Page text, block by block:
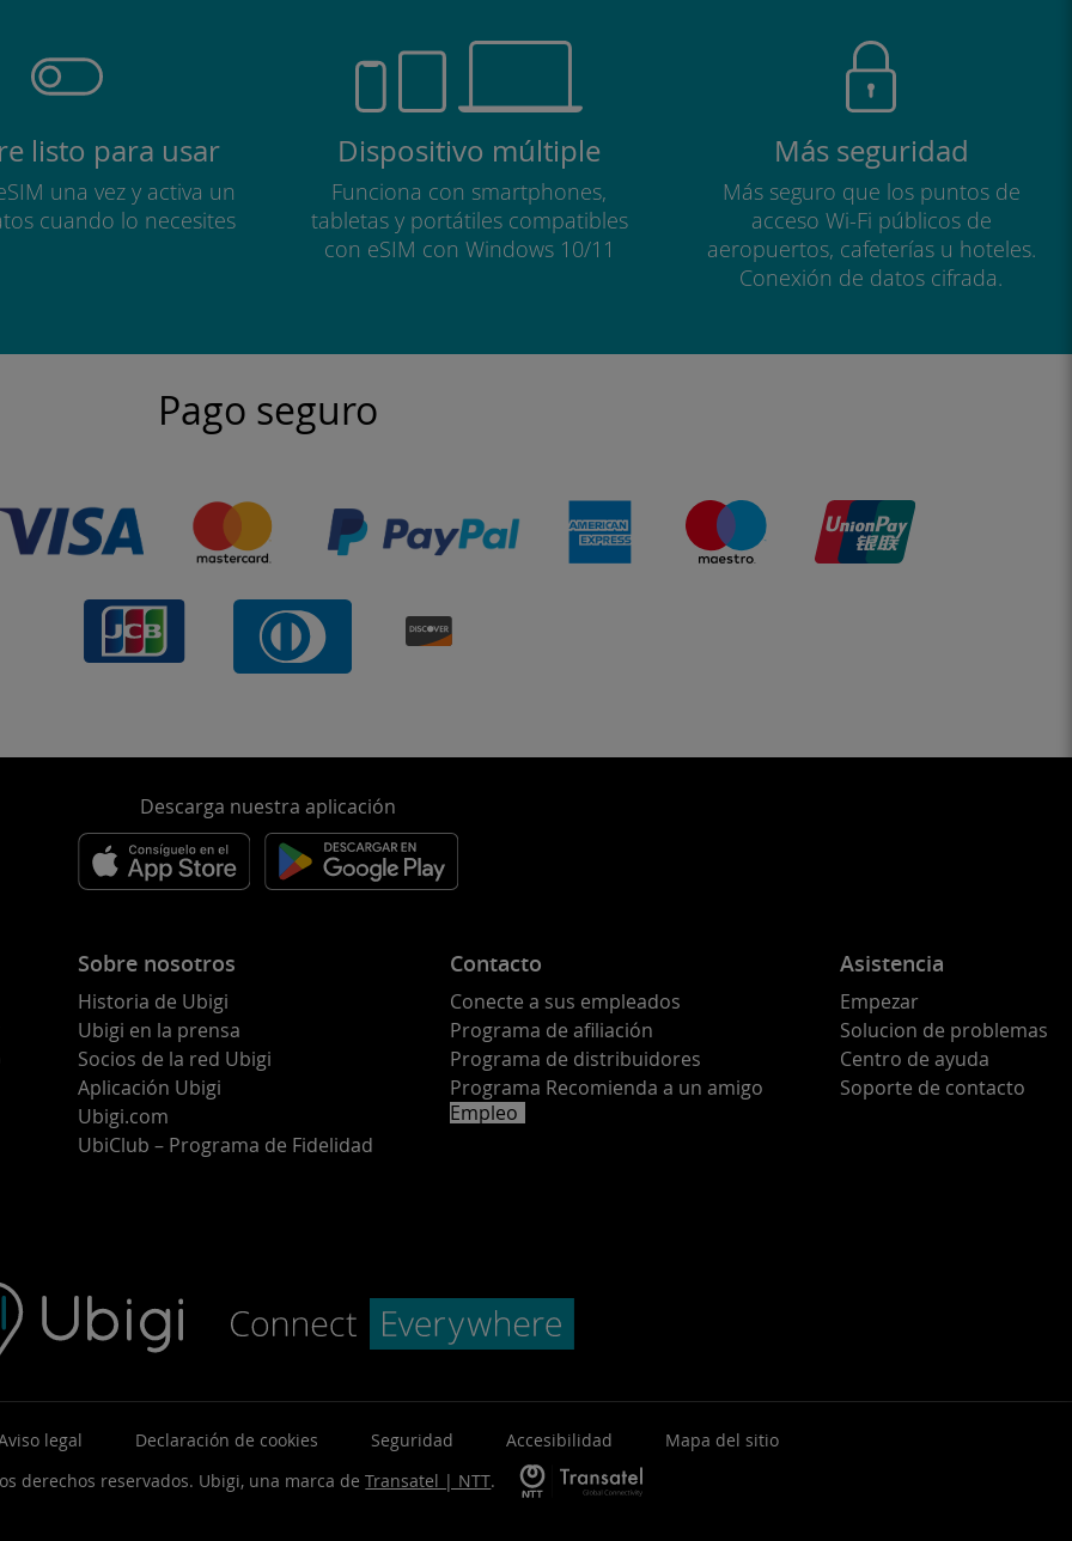
listo para usar
una vez y activa un
cuando lo necesites
Dispositivo múltiple
Funciona con smartphones,
tabletas y portátiles compatibles
con eSIM con Windows 10/11
Más seguridad
Más seguro que los puntos de
acceso Wi-Fi públicos de
aeropuertos, cafeterías u hoteles.
Conexión de datos cifrada.
Pago seguro
Descarga nuestra aplicación
Sobre nosotros
Historia de Ubigi
Ubigi en la prensa
Socios de la red Ubigi
Aplicación Ubigi
Ubigi.com
UbiClub – Programa de Fidelidad
Contacto
Conecte a sus empleados
Programa de afiliación
Programa de distribuidores
Programa Recomienda a un amigo
Empleo
Asistencia
Empezar
Solucion de problemas
Centro de ayuda
Soporte de contacto
legal Declaración de cookies Seguridad Accesibilidad
Mapa del sitio
derechos reservados. Ubigi, una marca deTransatel | NTT.